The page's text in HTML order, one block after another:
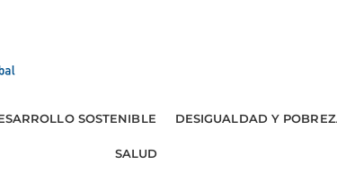
SOSTENIBLE DESIGUALDAD Y
SALUD